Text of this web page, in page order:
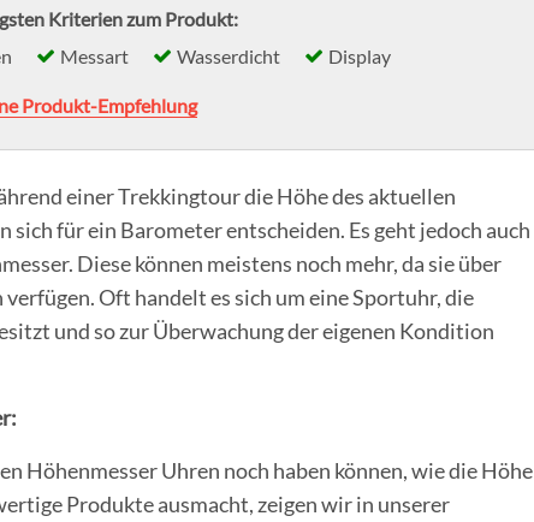
Kriterien zum Produkt:
Messart Wasserdicht Display
Produkt-Empfehlung
einer Trekkingtour die Höhe des aktuellen
sich für ein Barometer entscheiden. Es geht jedoch auch
Diese können meistens noch mehr, da sie über
Oft handelt es sich um eine Sportuhr, die
und so zur Überwachung der eigenen Kondition
Höhenmesser Uhren noch haben können, wie die Höhe
Produkte ausmacht, zeigen wir in unserer